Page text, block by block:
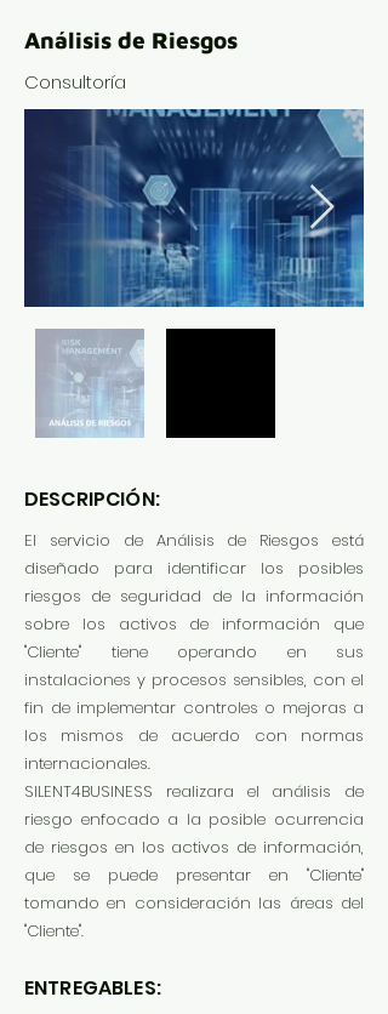
Análisis de Riesgos
Consultoría
DESCRIPCIÓN:
El servicio de Análisis de Riesgos está
diseñado para identificar los posibles
riesgos de seguridad de la información
sobre los activos de información que
"Cliente" tiene operando en sus
instalaciones y procesos sensibles, con el
fin de implementar controles o mejoras a
los mismos de acuerdo con normas
internacionales.
SILENT4BUSINESS realizara el análisis de
riesgo enfocado a la posible ocurrencia
de riesgos en los activos de información,
que se puede presentar en "Cliente"
tomando en consideración las áreas del
"Cliente".
ENTREGABLES: